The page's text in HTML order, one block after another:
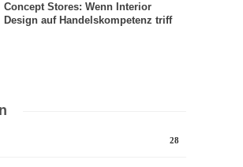
Concept Stores: Wenn Interior
Design auf Handelskompetenz triff
28